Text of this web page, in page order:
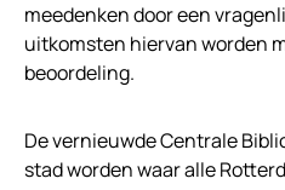
meedenken door een
uitkomsten hiervan worden
beoordeling.
De vernieuwde Centrale
stad worden waar alle